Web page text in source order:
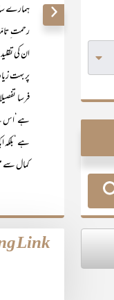
ہمارے
رحمت
ان کی
پر بہت
فرسا
ہے‘اس
ہے
کمال سے
Link